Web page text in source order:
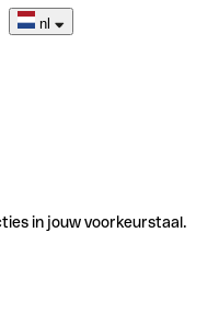
nl
in jouw voorkeurstaal.